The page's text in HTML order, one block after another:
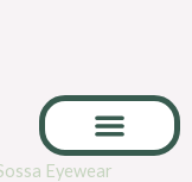
Eyewear